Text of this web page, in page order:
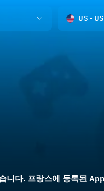
US -
다. 프랑스에 등록된